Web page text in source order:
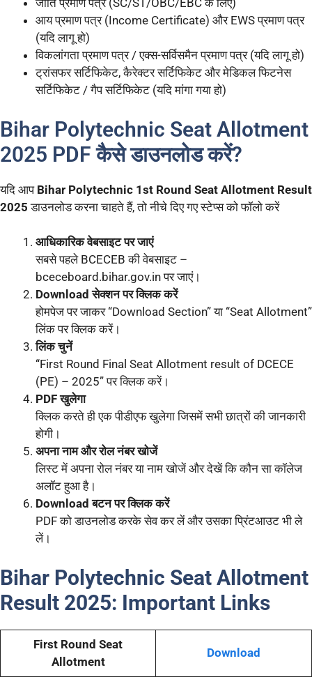
जाति प्रमाण पत्र (SC/ST/OBC/EBC के लिए)
आय प्रमाण पत्र (Income Certificate) और EWS प्रमाण पत्र
(यदि लागू हो)
विकलांगता प्रमाण पत्र / एक्स-सर्विसमैन प्रमाण पत्र (यदि लागू हो)
ट्रांसफर सर्टिफिकेट, कैरेक्टर सर्टिफिकेट और मेडिकल फिटनेस
सर्टिफिकेट / गैप सर्टिफिकेट (यदि मांगा गया हो)
Bihar Polytechnic Seat Allotment
2025 PDF कैसे डाउनलोड करें?
यदि आप Bihar Polytechnic 1st Round Seat Allotment Result
2025 डाउनलोड करना चाहते हैं, तो नीचे दिए गए स्टेप्स को फॉलो करें
आधिकारिक वेबसाइट पर जाएं
सबसे पहले BCECEB की वेबसाइट –
bceceboard.bihar.gov.in पर जाएं।
Download सेक्शन पर क्लिक करें
होमपेज पर जाकर “Download Section” या “Seat Allotment”
लिंक पर क्लिक करें।
लिंक चुनें
“First Round Final Seat Allotment result of DCECE
(PE) – 2025” पर क्लिक करें।
PDF खुलेगा
क्लिक करते ही एक पीडीएफ खुलेगा जिसमें सभी छात्रों की जानकारी
होगी।
अपना नाम और रोल नंबर खोजें
लिस्ट में अपना रोल नंबर या नाम खोजें और देखें कि कौन सा कॉलेज
अलॉट हुआ है।
Download बटन पर क्लिक करें
PDF को डाउनलोड करके सेव कर लें और उसका प्रिंटआउट भी ले
लें।
Bihar Polytechnic Seat Allotment
Result 2025: Important Links
First Round Seat
Allotment
Download